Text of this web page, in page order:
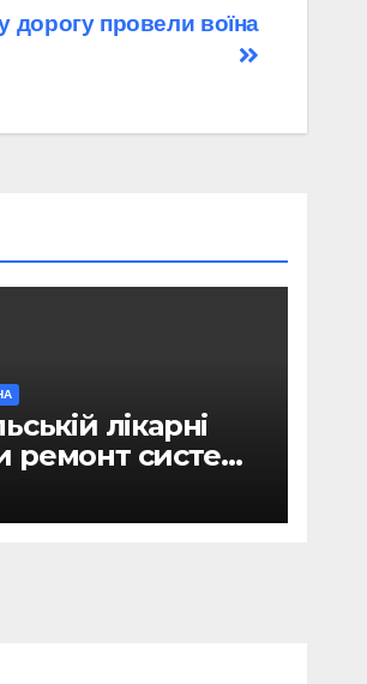
дорогу провели воїна
лікарні
ремонт системи